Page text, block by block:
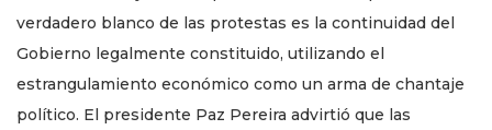
verdadero blanco de las protestas es la continuidad del
Gobierno legalmente constituido, utilizando el
estrangulamiento económico como un arma de chantaje
político. El presidente Paz Pereira advirtió que las